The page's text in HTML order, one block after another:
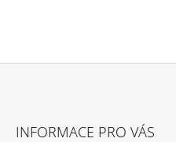
INFORMACE PRO VÁS